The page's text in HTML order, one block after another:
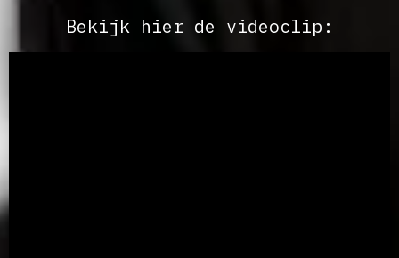
Bekijk hier de videoclip: